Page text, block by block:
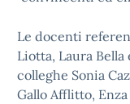
Le docenti
Liotta, Laura
colleghe Sonia
Gallo Afflitto, Enza